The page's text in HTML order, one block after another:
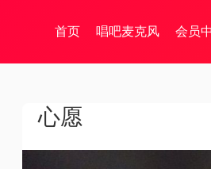
首页 唱吧麦克风 会员
心愿